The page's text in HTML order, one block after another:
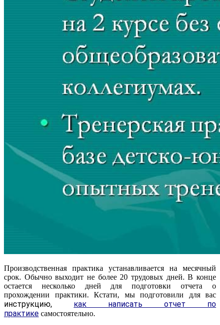
Производственная практика устанавливается на месячный
срок. Обычно выходит не более 20 трудовых дней. В конце
остается несколько дней для подготовки отчета о
прохождении практики. Кстати, мы подготовили для вас
инструкцию, как написать отчет по
практике самостоятельно.